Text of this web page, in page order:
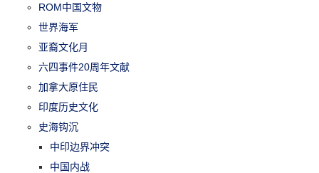
ROM中国文物
世界海军
亚裔文化月
六四事件20周年文献
加拿大原住民
印度历史文化
史海钩沉
中印边界冲突
中国内战